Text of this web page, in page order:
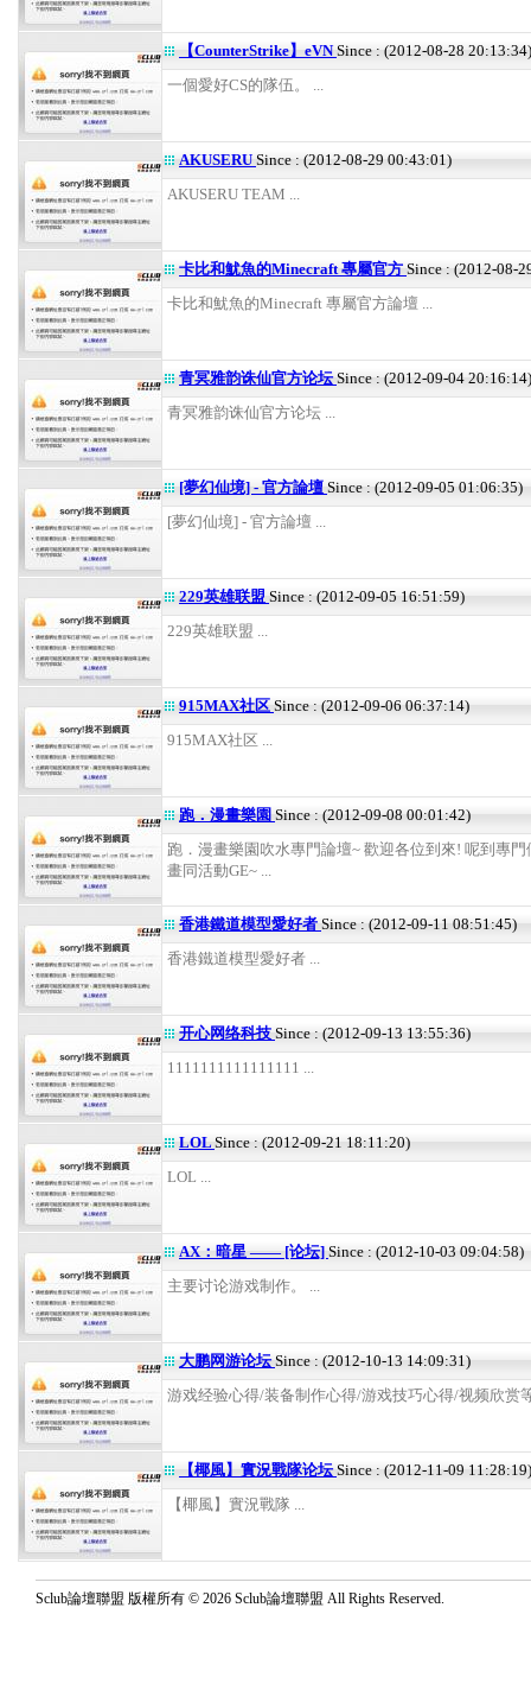
【CounterStrike】eVNSince : (2012-08-28 20:13:34)
一個愛好CS的隊伍。 ...
AKUSERU Since : (2012-08-29 00:43:01)
AKUSERU TEAM ...
卡比和魷魚的Minecraft 專屬官方 Since : (2012-08-
卡比和魷魚的Minecraft 專屬官方論壇 ...
青冥雅韵诛仙官方论坛Since : (2012-09-04 20:16:14)
青冥雅韵诛仙官方论坛 ...
[夢幻仙境] - 官方論壇 Since : (2012-09-05 01:06:35)
[夢幻仙境] - 官方論壇 ...
229英雄联盟 Since : (2012-09-05 16:51:59)
229英雄联盟 ...
915MAX社区 Since : (2012-09-06 06:37:14)
915MAX社区 ...
跑．漫畫樂園 Since : (2012-09-08 00:01:42)
跑．漫畫樂園吹水專門論壇~ 歡迎各位到來! 呢到專門
畫同活動GE~ ...
香港鐵道模型愛好者 Since : (2012-09-11 08:51:45)
香港鐵道模型愛好者 ...
开心网络科技 Since : (2012-09-13 13:55:36)
1111111111111111 ...
LOLSince : (2012-09-21 18:11:20)
LOL ...
AX：暗星 —— [论坛] Since : (2012-10-03 09:04:58)
主要讨论游戏制作。 ...
大鹏网游论坛Since : (2012-10-13 14:09:31)
游戏经验心得/装备制作心得/游戏技巧心得/视频欣赏
【椰風】實況戰隊论坛Since : (2012-11-09 11:28:19)
【椰風】實況戰隊 ...
Sclub論壇聯盟 版權所有 © 2026 Sclub論壇聯盟 All Rights Reserved.